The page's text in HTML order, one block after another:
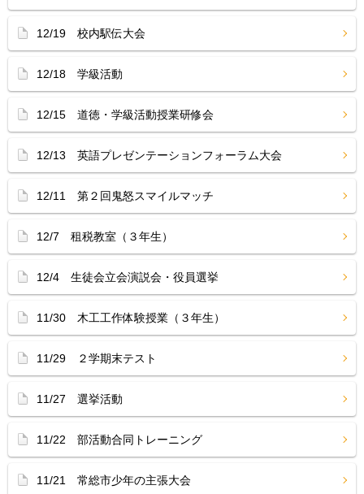
12/19 校内駅伝大会
12/18 学級活動
12/15 道徳・学級活動授業研修会
12/13 英語プレゼンテーションフォーラム大会
12/11 第２回鬼怒スマイルマッチ
12/7 租税教室（３年生）
12/4 生徒会立会演説会・役員選挙
11/30 木工工作体験授業（３年生）
11/29 ２学期末テスト
11/27 選挙活動
11/22 部活動合同トレーニング
11/21 常総市少年の主張大会